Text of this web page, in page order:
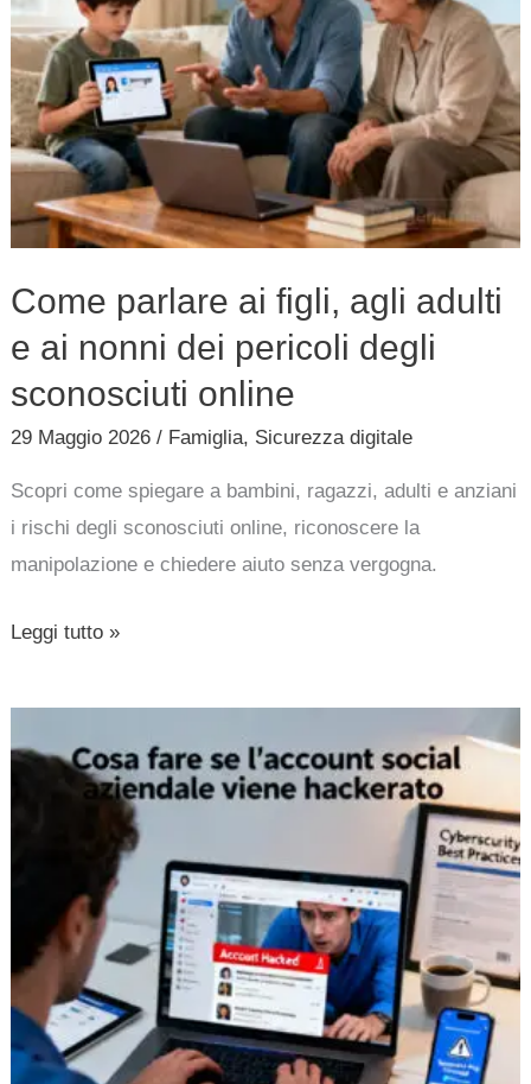
Come parlare ai figli, agli adulti
e ai nonni dei pericoli degli
sconosciuti online
29 Maggio 2026/ Famiglia, Sicurezza digitale
Scopri come spiegare a bambini, ragazzi, adulti e anziani
i rischi degli sconosciuti online, riconoscere la
manipolazione e chiedere aiuto senza vergogna.
ai
nonni
dei
pericoli
degli
sconosciuti
online
Leggi tutto »
fare
aziendale
viene
hackerato